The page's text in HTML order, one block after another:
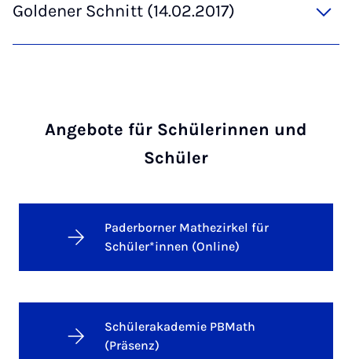
Goldener Schnitt (14.02.2017)
Angebote für Schülerinnen und
Schüler
Paderborner Mathezirkel für
Schüler*innen (Online)
Schülerakademie PBMath
(Präsenz)